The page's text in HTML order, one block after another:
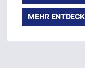
MEHR